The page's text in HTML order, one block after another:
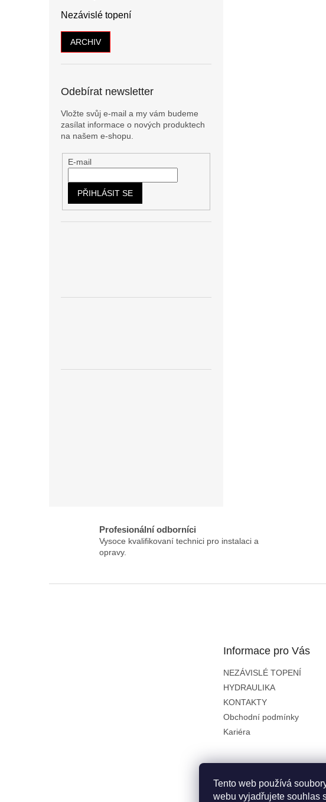
Tento web používá
webu vyjadřujete souhlas
Nezávislé topení
ARCHIV
Odebírat newsletter
Vložte svůj e-mail a my vám budeme
zasílat informace o nových produktech
na našem e-shopu.
E-mail
PŘIHLÁSIT SE
Profesionální odborníci
Vysoce kvalifikovaní technici pro instalaci a
opravy.
Informace pro Vás
NEZÁVISLÉ TOPENÍ
HYDRAULIKA
KONTAKTY
Obchodní podmínky
Kariéra